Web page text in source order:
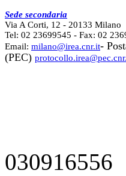
Sede secondaria
Via A Corti, 12 - 20133 Milano
Tel: 02 23699545 - Fax: 02
Email: milano@irea.cnr.it-
(PEC)
030916556